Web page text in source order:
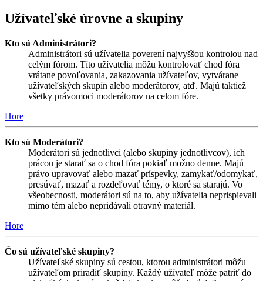
Užívateľské úrovne a skupiny
Kto sú Administrátori?
Administrátori sú užívatelia poverení najvyššou kontrolou nad
celým fórom. Títo užívatelia môžu kontrolovať chod fóra
vrátane povoľovania, zakazovania užívateľov, vytvárane
užívateľských skupín alebo moderátorov, atď. Majú taktiež
všetky právomoci moderátorov na celom fóre.
Hore
Kto sú Moderátori?
Moderátori sú jednotlivci (alebo skupiny jednotlivcov), ich
prácou je starať sa o chod fóra pokiaľ možno denne. Majú
právo upravovať alebo mazať príspevky, zamykať/odomykať,
presúvať, mazať a rozdeľovať témy, o ktoré sa starajú. Vo
všeobecnosti, moderátori sú na to, aby užívatelia neprispievali
mimo tém alebo nepridávali otravný materiál.
Hore
Čo sú užívateľské skupiny?
Užívateľské skupiny sú cestou, ktorou administrátori môžu
užívateľom priradiť skupiny. Každý užívateľ môže patriť do